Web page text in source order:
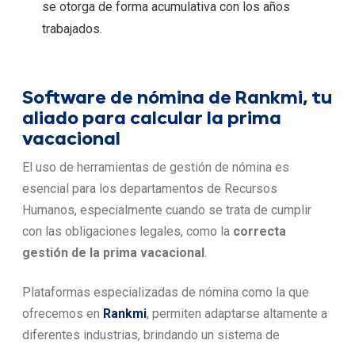
se otorga de forma acumulativa con los años
trabajados.
Software de nómina de Rankmi, tu
aliado para calcular la prima
vacacional
El uso de herramientas de gestión de nómina es
esencial para los departamentos de Recursos
Humanos, especialmente cuando se trata de cumplir
con las obligaciones legales, como la correcta
gestión de la prima vacacional.
Plataformas especializadas de nómina como la que
ofrecemos en Rankmi, permiten adaptarse altamente a
diferentes industrias, brindando un sistema de